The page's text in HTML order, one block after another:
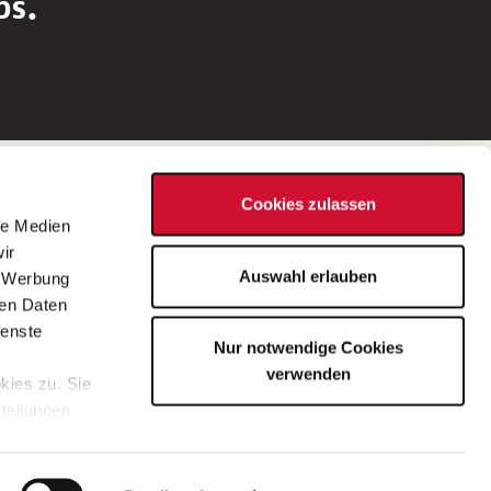
Medien
Daten
zu. Sie
Cookies zulassen
Auswahl erlauben
Nur notwendige Cookies
verwenden
Bei Fragen zu einer Stellenausschreibung
wenden Sie sich bitte an die*den in der
Stellenausschreibung genannte*n
Ansprechpartner*in.